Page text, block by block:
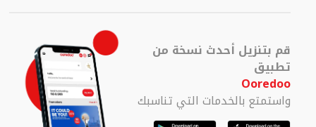
قم بتنزيل أحدث نسخة من
تطبيق
Ooredoo
واستمتع بالخدمات التي تناسبك